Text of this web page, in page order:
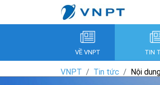
VỀ VNPT TIN
VNPT Tin tức Nội